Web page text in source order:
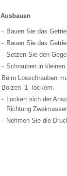
Ausbauen
- Bauen Sie das
- Bauen Sie das
- Setzen Sie den
- Schrauben in
Beim Losschrauben
Bolzen -1- lockern.
- Lockert sich der
Richtung
- Nehmen Sie die